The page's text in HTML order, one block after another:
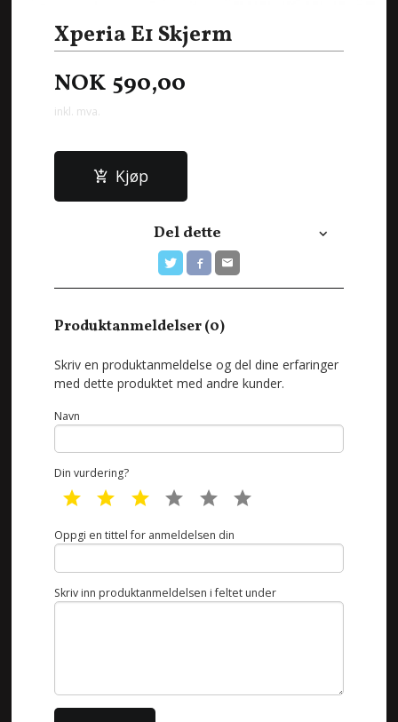
Xperia E1 Skjerm
NOK 590,00
inkl. mva.
Kjøp
Del dette
Produktanmeldelser (0)
Skriv en produktanmeldelse og del dine erfaringer
med dette produktet med andre kunder.
Navn
Din vurdering?
1 star 2 star 3 star 4 star 5 star
Oppgi en tittel for anmeldelsen din
Skriv inn produktanmeldelsen i feltet under